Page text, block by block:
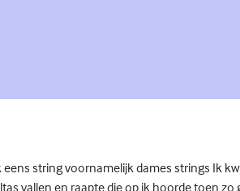
eens string voornamelijk dames strings Ik
vallen en raapte die op ik hoorde toen zo